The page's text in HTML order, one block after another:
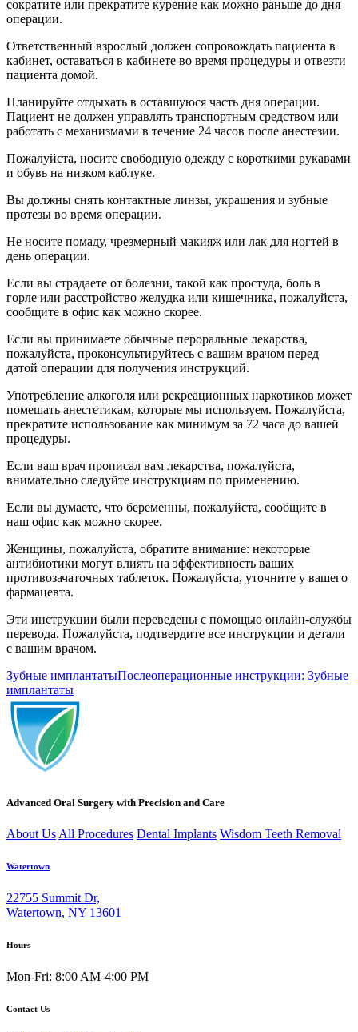
сократите или прекратите курение как можно раньше до дня
операции.
Ответственный взрослый должен сопровождать пациента в
кабинет, оставаться в кабинете во время процедуры и отвезти
пациента домой.
Планируйте отдыхать в оставшуюся часть дня операции.
Пациент не должен управлять транспортным средством или
работать с механизмами в течение 24 часов после анестезии.
Пожалуйста, носите свободную одежду с короткими рукавами
и обувь на низком каблуке.
Вы должны снять контактные линзы, украшения и зубные
протезы во время операции.
Не носите помаду, чрезмерный макияж или лак для ногтей в
день операции.
Если вы страдаете от болезни, такой как простуда, боль в
горле или расстройство желудка или кишечника, пожалуйста,
сообщите в офис как можно скорее.
Если вы принимаете обычные пероральные лекарства,
пожалуйста, проконсультируйтесь с вашим врачом перед
датой операции для получения инструкций.
Употребление алкоголя или рекреационных наркотиков может
помешать анестетикам, которые мы используем. Пожалуйста,
прекратите использование как минимум за 72 часа до вашей
процедуры.
Если ваш врач прописал вам лекарства, пожалуйста,
внимательно следуйте инструкциям по применению.
Если вы думаете, что беременны, пожалуйста, сообщите в
наш офис как можно скорее.
Женщины, пожалуйста, обратите внимание: некоторые
антибиотики могут влиять на эффективность ваших
противозачаточных таблеток. Пожалуйста, уточните у вашего
фармацевта.
Эти инструкции были переведены с помощью онлайн-службы
перевода. Пожалуйста, подтвердите все инструкции и детали
с вашим врачом.
Зубные имплантатыПослеоперационные инструкции: Зубные
имплантаты
Advanced Oral Surgery with Precision and Care
About Us All Procedures Dental Implants Wisdom Teeth Removal
Watertown
22755 Summit Dr,
Watertown, NY 13601
Hours
Mon-Fri: 8:00 AM-4:00 PM
Contact Us